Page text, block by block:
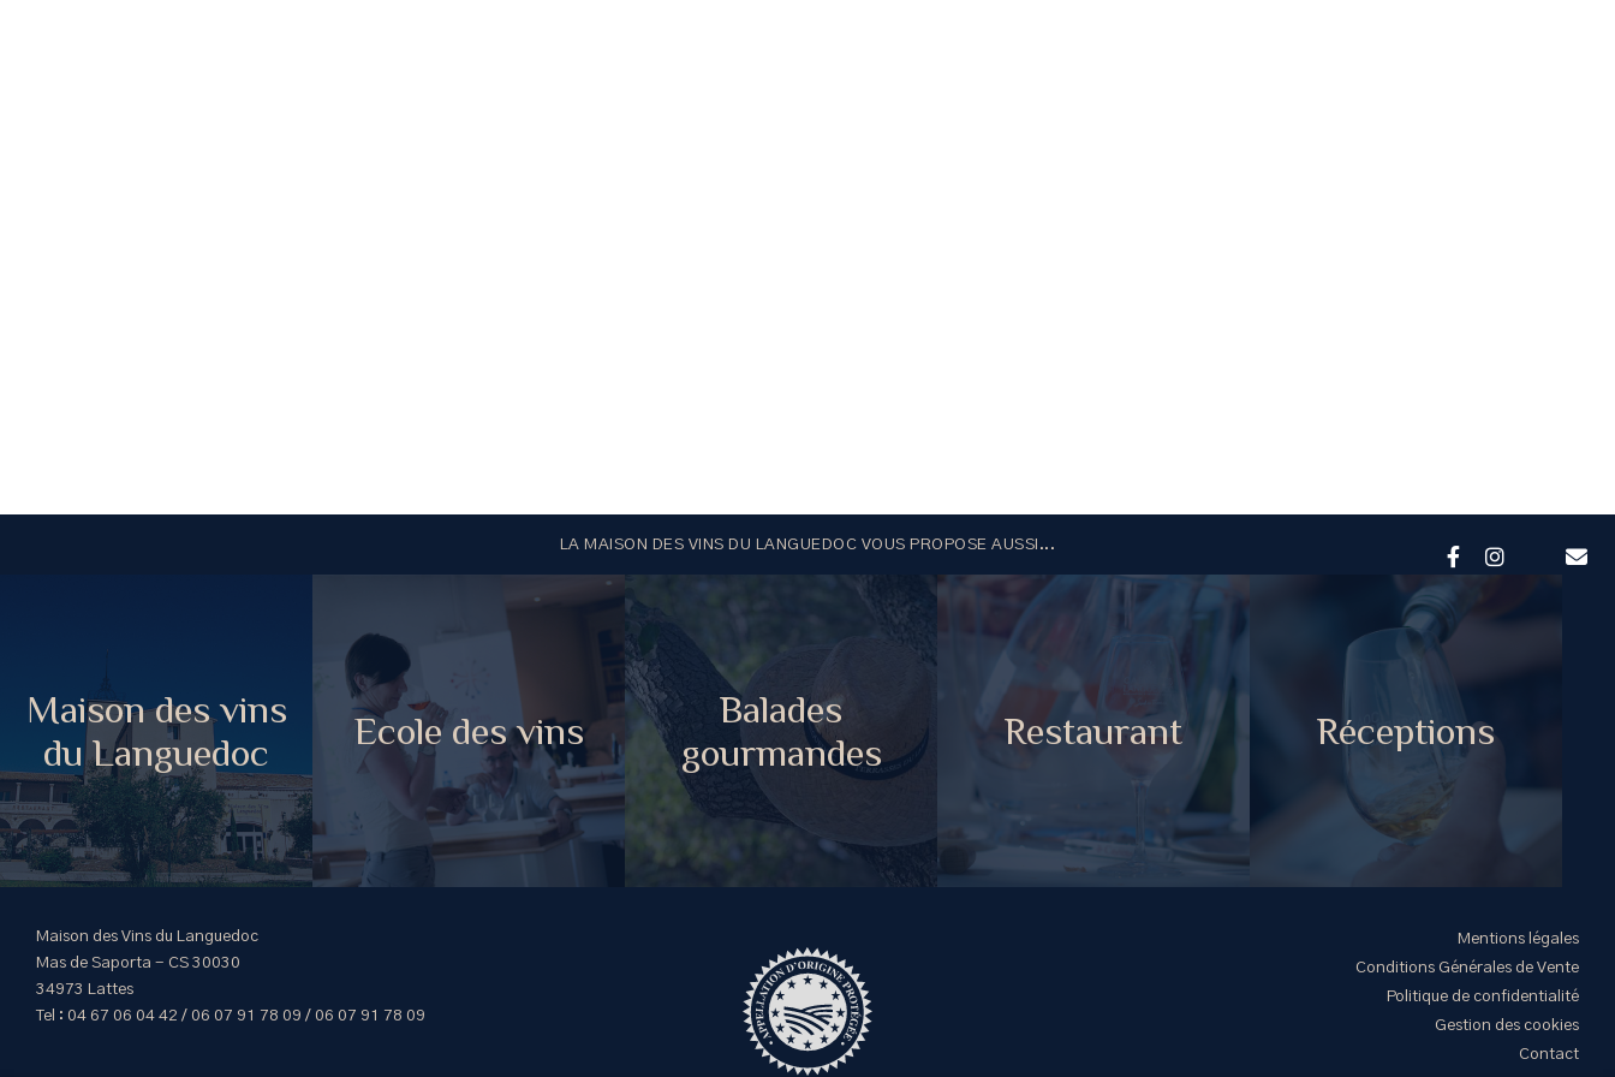
LA MAISON DES VINS DU LANGUEDOC VOUS PROPOSE AUSSI...
Maison des vins
du Languedoc
Ecole des vins
Balades
gourmandes
Restaurant Réceptions
Maison des Vins du Languedoc
Mas de Saporta - CS 30030
34973 Lattes
Tel : 04 67 06 04 42 / 06 07 91 78 09 / 06 07 91 78 09
Mentions légales
Conditions Générales de Vente
Politique de confidentialité
Gestion des cookies
Contact